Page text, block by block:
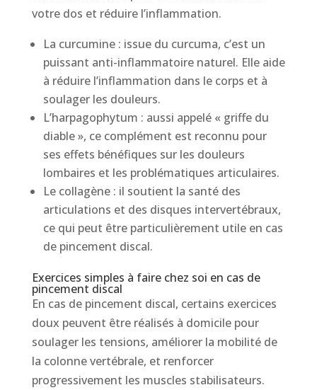
votre dos et réduire l’inflammation.
La curcumine : issue du curcuma, c’est un
puissant anti-inflammatoire naturel. Elle aide
à réduire l’inflammation dans le corps et à
soulager les douleurs.
L’harpagophytum : aussi appelé « griffe du
diable », ce complément est reconnu pour
ses effets bénéfiques sur les douleurs
lombaires et les problématiques articulaires.
Le collagène : il soutient la santé des
articulations et des disques intervertébraux,
ce qui peut être particulièrement utile en cas
de pincement discal.
Exercices simples à faire chez soi en cas de
pincement discal
En cas de pincement discal, certains exercices
doux peuvent être réalisés à domicile pour
soulager les tensions, améliorer la mobilité de
la colonne vertébrale, et renforcer
progressivement les muscles stabilisateurs.